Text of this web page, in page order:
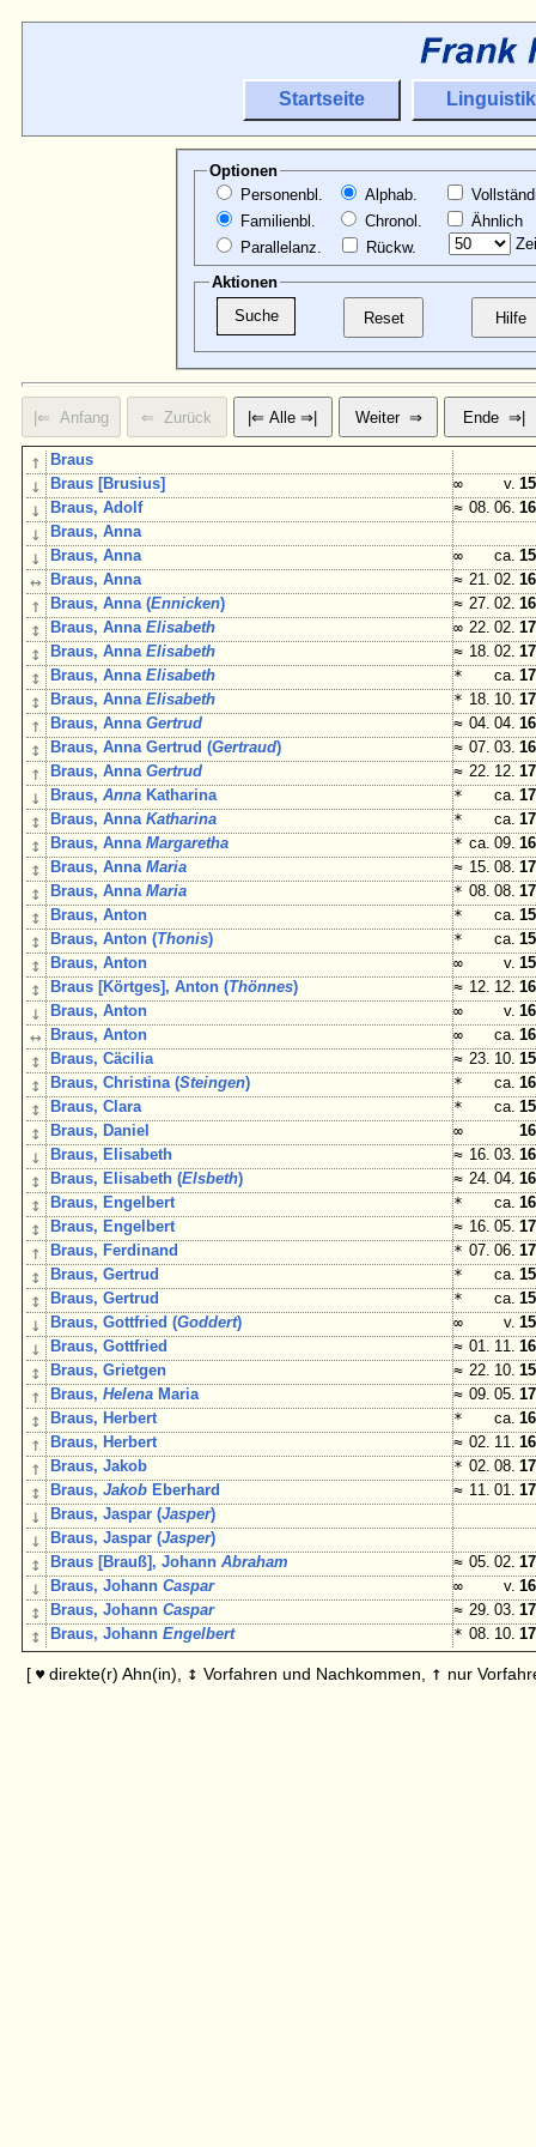
Startseite Linguistik
Optionen
Personenbl.
Familienbl.
Parallelanz.
Alphab.
Chronol.
Rückw.
Ähnlich
Aktionen
↑ Braus
↓ Braus [Brusius] ∞ v.
↓ Braus, Adolf ≈ 08. 06.
↓ Braus, Anna
↓ Braus, Anna ∞ ca.
↔ Braus, Anna ≈ 21. 02.
↑ Braus, Anna (Ennicken) ≈ 27. 02.
↕ Braus, AnnaElisabeth ∞ 22. 02.
↕ Braus, AnnaElisabeth ≈ 18. 02.
↕ Braus, AnnaElisabeth * ca.
↕ Braus, AnnaElisabeth * 18. 10.
↑ Braus, AnnaGertrud ≈ 04. 04.
↕ Braus, Anna Gertrud (Gertraud) ≈ 07. 03.
↑ Braus, AnnaGertrud ≈ 22. 12.
↓ Braus,Anna Katharina * ca.
↕ Braus, AnnaKatharina * ca.
↕ Braus, AnnaMargaretha * ca. 09.
↕ Braus, AnnaMaria ≈ 15. 08.
↕ Braus, AnnaMaria * 08. 08.
↕ Braus, Anton * ca.
↕ Braus, Anton (Thonis) * ca.
↕ Braus, Anton ∞ v.
↕ Braus [Körtges], Anton (Thönnes) ≈ 12. 12.
↓ Braus, Anton ∞ v.
↔ Braus, Anton ∞ ca.
↕ Braus, Cäcilia ≈ 23. 10.
↕ Braus, Christina (Steingen) * ca.
↕ Braus, Clara * ca.
↕ Braus, Daniel ∞
↓ Braus, Elisabeth ≈ 16. 03.
↕ Braus, Elisabeth (Elsbeth) ≈ 24. 04.
↕ Braus, Engelbert * ca.
↕ Braus, Engelbert ≈ 16. 05.
↑ Braus, Ferdinand * 07. 06.
↕ Braus, Gertrud * ca.
↕ Braus, Gertrud * ca.
↓ Braus, Gottfried (Goddert) ∞ v.
↓ Braus, Gottfried ≈ 01. 11.
↕ Braus, Grietgen ≈ 22. 10.
↑ Braus,Helena Maria ≈ 09. 05.
↕ Braus, Herbert * ca.
↑ Braus, Herbert ≈ 02. 11.
↑ Braus, Jakob * 02. 08.
↕ Braus,Jakob Eberhard ≈ 11. 01.
↓ Braus, Jaspar (Jasper)
↓ Braus, Jaspar (Jasper)
↕ Braus [Brauß], JohannAbraham ≈ 05. 02.
↓ Braus, JohannCaspar ∞ v.
↕ Braus, JohannCaspar ≈ 29. 03.
↕ Braus, JohannEngelbert * 08. 10.
[ ♥ direkte(r) Ahn(in), ↕ Vorfahren und Nachkommen, ↑ nur